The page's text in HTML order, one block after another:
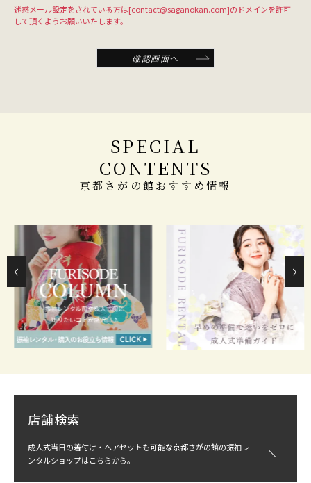
迷惑メール設定をされている方は[contact@saganokan.com]のドメインを許可
して頂くようお願いいたします。
確認画面へ
SPECIAL
CONTENTS
京都さがの館おすすめ情報
店舗検索
成人式当日の着付け・ヘアセットも可能な京都さがの館の振袖レ
ンタルショップはこちらから。